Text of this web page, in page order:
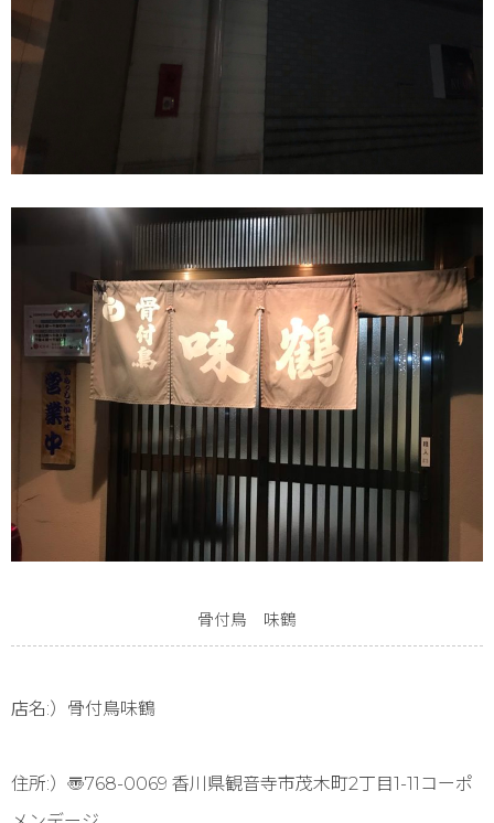
骨付鳥 味鶴
店名:）骨付鳥味鶴
住所:）〠768-0069 香川県観音寺市茂木町2丁目1-11コーポ